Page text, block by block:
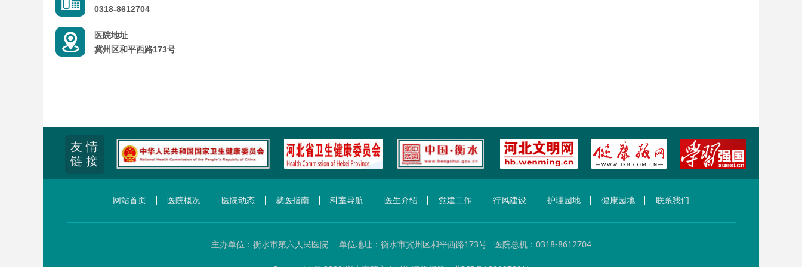
0318-8612704
医院地址
冀州区和平西路173号
网站首页 医院概况 医院动态 就医指南 科室导航 医生介绍 党建工作 行风建设 护理园地 健康园地 联系我们
主办单位：衡水市第六人民医院 单位地址：衡水市冀州区和平西路173号 医院总机：0318-8612704
友 情
链 接